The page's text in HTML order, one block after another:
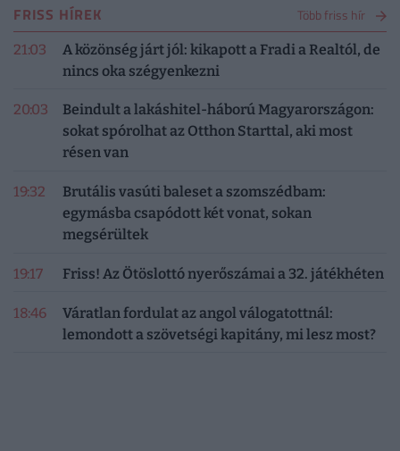
FRISS HÍREK Több friss hír
21:03
A közönség járt jól: kikapott a Fradi a Realtól, de
nincs oka szégyenkezni
20:03
Beindult a lakáshitel-háború Magyarországon:
sokat spórolhat az Otthon Starttal, aki most
résen van
19:32
Brutális vasúti baleset a szomszédbam:
egymásba csapódott két vonat, sokan
megsérültek
19:17 Friss! Az Ötöslottó nyerőszámai a 32. játékhéten
18:46
Váratlan fordulat az angol válogatottnál:
lemondott a szövetségi kapitány, mi lesz most?